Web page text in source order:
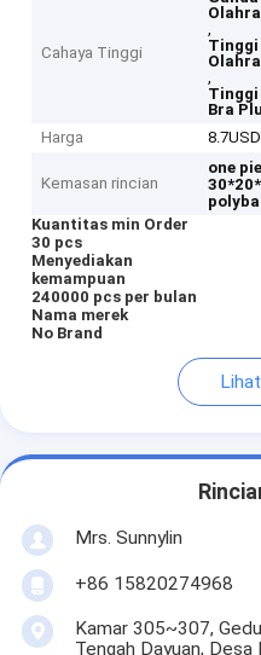
Cahaya Tinggi
,
Tinggi
,
Tinggi
Bra
Harga
Kemasan rincian
one
Kuantitas min Order
30 pcs
Menyediakan
kemampuan
240000 pcs per bulan
Nama merek
No Brand
Mrs. Sunnylin
+86 15820274968
Kamar 305~307,
Tengah Dayuan,